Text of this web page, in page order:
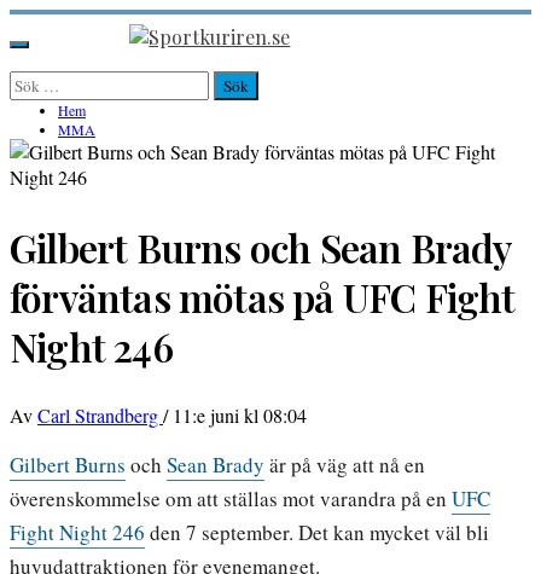
Hoppa
till
innehåll
Sportkuriren.se
Primär
meny
Sök
efter: Hem
MMA
Gilbert Burns och Sean Brady
förväntas mötas på UFC Fight
Night 246
AvCarl Strandberg/ 11:e juni kl 08:04
Gilbert Burns och Sean Brady är på väg att nå en
överenskommelse om att ställas mot varandra på en UFC
Fight Night 246 den 7 september. Det kan mycket väl bli
huvudattraktionen för evenemanget.